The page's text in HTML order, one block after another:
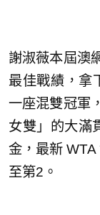
謝淑薇本屆澳
最佳戰績，拿
一座混雙冠軍
女雙」的大滿
金，最新
至第2。